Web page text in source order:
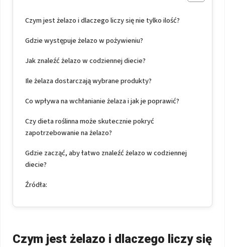
Czym jest żelazo i dlaczego liczy się nie tylko ilość?
Gdzie występuje żelazo w pożywieniu?
Jak znaleźć żelazo w codziennej diecie?
Ile żelaza dostarczają wybrane produkty?
Co wpływa na wchłanianie żelaza i jak je poprawić?
Czy dieta roślinna może skutecznie pokryć
zapotrzebowanie na żelazo?
Gdzie zacząć, aby łatwo znaleźć żelazo w codziennej
diecie?
Źródła:
Czym jest żelazo i dlaczego liczy się